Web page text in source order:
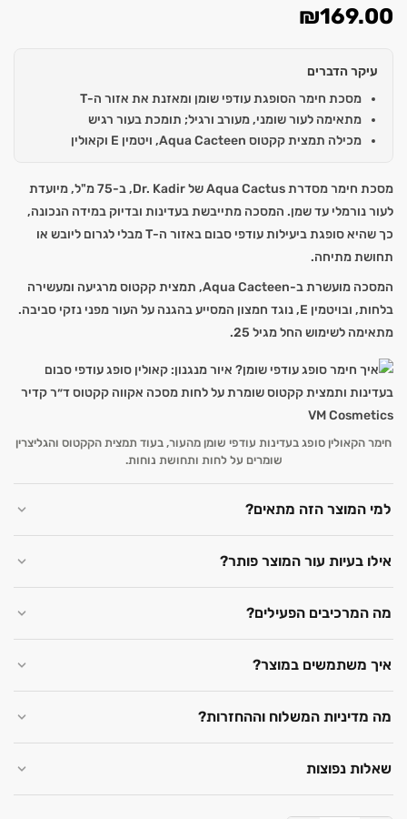
₪169.00
עיקר הדברים
מסכת חימר הסופגת עודפי שומן ומאזנת את אזור ה-T
מתאימה לעור שומני, מעורב ורגיל; תומכת בעור רגיש
מכילה תמצית קקטוס Aqua Cacteen, ויטמין E וקאולין
מסכת חימר מסדרת Aqua Cactus של Dr. Kadir, ב-75 מ"ל, מיועדת
לעור נורמלי עד שמן. המסכה מתייבשת בעדינות ובדיוק במידה הנכונה,
כך שהיא סופגת ביעילות עודפי סבום באזור ה-T מבלי לגרום ליובש או
תחושת מתיחה.
המסכה מועשרת ב-Aqua Cacteen, תמצית קקטוס מרגיעה ומעשירה
בלחות, ובויטמין E, נוגד חמצון המסייע בהגנה על העור מפני נזקי סביבה.
מתאימה לשימוש החל מגיל 25.
חימר הקאולין סופג בעדינות עודפי שומן מהעור, בעוד תמצית הקקטוס והגליצרין
שומרים על לחות ותחושת נוחות.
למי המוצר הזה מתאים?
אילו בעיות עור המוצר פותר?
מה המרכיבים הפעילים?
איך משתמשים במוצר?
מה מדיניות המשלוח וההחזרות?
שאלות נפוצות